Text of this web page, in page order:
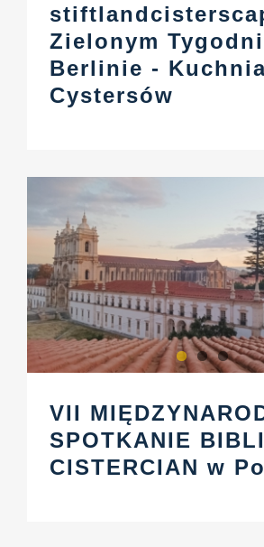
Zielonym
Berlinie -
Cystersów
VII
SPOTKANIE
CISTERCIAN w